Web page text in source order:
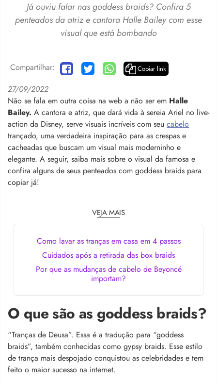
Já ouviu falar nas goddess braids? Confira 5
penteados da atriz e cantora Halle Bailey com esse
visual que está bombando
Compartilhar: Copiar link
27/09/2022
Não se fala em outra coisa na web a não ser em Halle
Bailey. A cantora e atriz, que dará vida à sereia Ariel no live-
action da Disney, serve visuais incríveis com seu cabelo
trançado, uma verdadeira inspiração para as crespas e
cacheadas que buscam um visual mais moderninho e
elegante. A seguir, saiba mais sobre o visual da famosa e
confira alguns de seus penteados com goddess braids para
copiar já!
VEJA MAIS
Como lavar as tranças em casa em 4 passos
Cuidados após a retirada das box braids
Por que as mudanças de cabelo de Beyoncé
importam?
O que são as goddess braids?
“Tranças de Deusa”. Essa é a tradução para “goddess
braids”, também conhecidas como gypsy braids. Esse estilo
de trança mais despojado conquistou as celebridades e tem
feito o maior sucesso na internet.